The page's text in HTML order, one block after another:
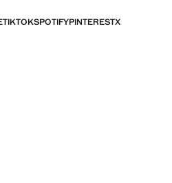
TIKTOKSPOTIFYPINTERESTX